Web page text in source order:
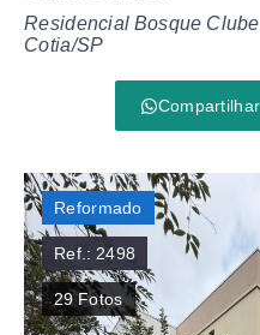
Residencial Bosque
Cotia/SP
Compartilhar
Reformado
Ref.: 2498
29Fotos